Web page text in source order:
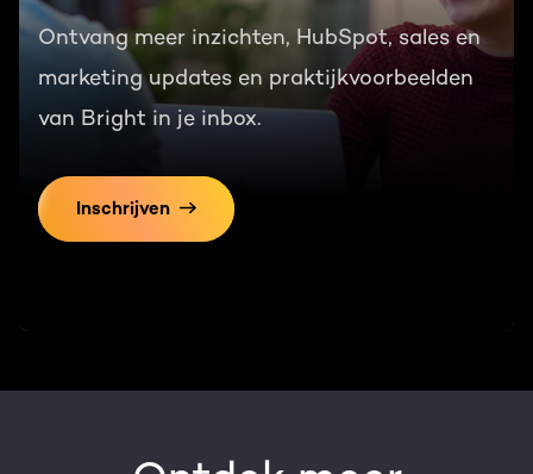
Ontvang meer inzichten, HubSpot, sales en
marketing updates en praktijkvoorbeelden
van Bright in je inbox.
Inschrijven